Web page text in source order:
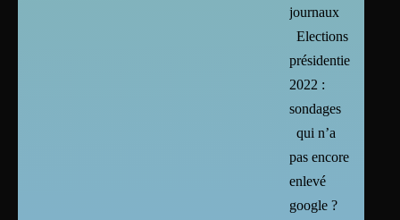
journaux
Elections
présidentielles
2022 :
sondages
qui n’a
pas encore
enlevé
google ?